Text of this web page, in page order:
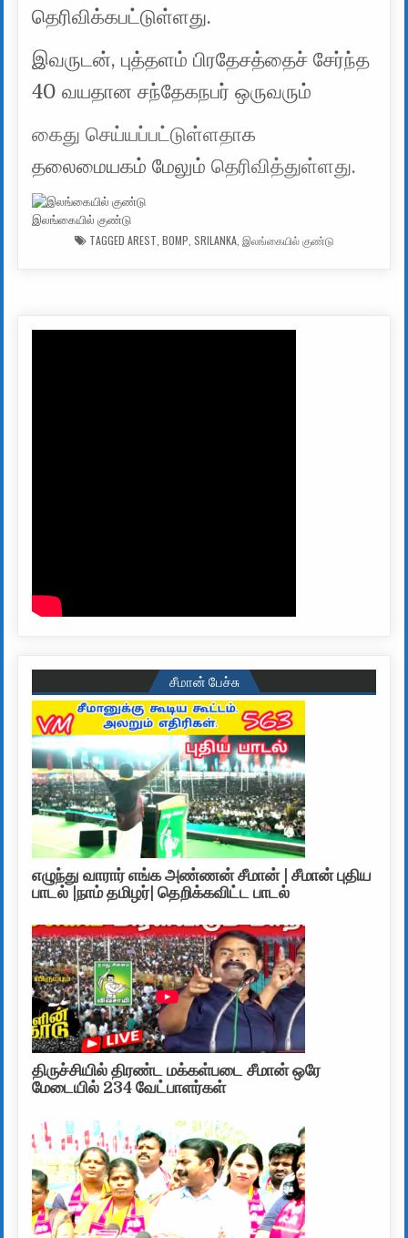
தெரிவிக்கபட்டுள்ளது.
இவருடன், புத்தளம் பிரதேசத்தைச் சேர்ந்த
40 வயதான சந்தேகநபர் ஒருவரும்
கைது செய்யப்பட்டுள்ளதாக
தலைமையகம் மேலும்தெரிவித்துள்ளது.
இலங்கையில் குண்டு
TAGGED AREST BOMP SRILANKA, இலங்கையில் குண்டு
சீமான் பேச்சு
எழுந்து வாரார் எங்க அண்ணன் சீமான் | சீமான் புதிய
பாடல் |நாம் தமிழர்| தெறிக்கவிட்ட பாடல்
திருச்சியில் திரண்ட மக்கள்படை சீமான் ஒரே
மேடையில் 234 வேட்பாளர்கள்